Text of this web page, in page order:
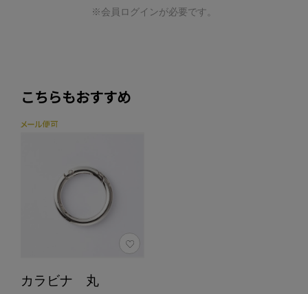
※会員ログインが必要です。
こちらもおすすめ
カラビナ 丸